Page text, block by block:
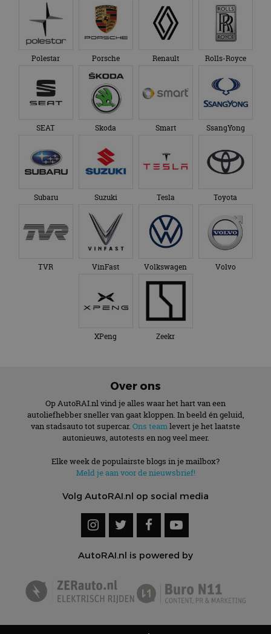
Polestar Porsche Renault Rolls-Royce
SEAT Skoda Smart SsangYong
Subaru Suzuki Tesla Toyota
TVR VinFast Volkswagen Volvo
XPeng Zeekr
Over ons
Op AutoRAI.nl vind je alles waar het hart van een
autoliefhebber sneller van gaat kloppen. In beeld én geluid,
van stadsauto tot supercar. Ons teamlevert je het laatste
autonieuws, autotests en nog veel meer.
Elke week de populairste blogs in je mailbox?
Meld je aan voor de nieuwsbrief!
Volg AutoRAI.nl op social media
AutoRAI.nl is powered by